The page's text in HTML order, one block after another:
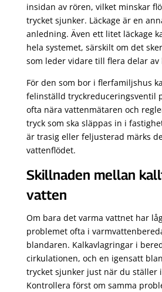
insidan av rören, vilket minskar
trycket sjunker. Läckage är en
anledning. Även ett litet läckage
hela systemet, särskilt om det
som leder vidare till flera delar av
För den som bor i flerfamiljshus
felinställd tryckreduceringsventil
ofta nära vattenmätaren och
tryck som ska släppas in i
är trasig eller feljusterad märks
vattenflödet.
Skillnaden mellan
vatten
Om bara det varma vattnet har
problemet ofta i
blandaren. Kalkavlagringar i
cirkulationen, och en igensatt
trycket sjunker just när du ställer
Kontrollera först om samma